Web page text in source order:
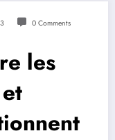
0 Comments
les